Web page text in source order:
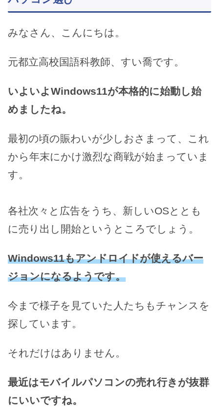
みなさん、こんにちは。
元都立高校国語科教師、すい喬です。
いよいよWindows11が本格的に始動し始
めましたね。
最初の頃の賑わいが少しおさまって、これ
から年末にかけ激烈な商戦が始まっていま
す。
各社次々と広告をうち、新しいOSととも
に売り出し開始というところでしょう。
Windows11もアンドロイドが使えるバー
ジョンになるようです。
今まで様子を見ていた人たちもチャンスを
探しています。
それだけはありません。
最近はモバイルパソコンの売れ行きが抜群
にいいですね。